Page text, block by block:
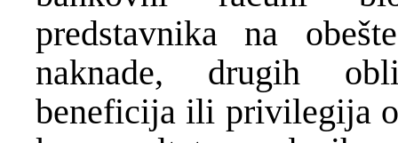
predstavnika na
naknade, drugih
beneficija ili privilegija